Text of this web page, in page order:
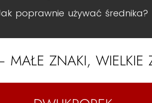
poprawnie używać średnika?
MAŁE ZNAKI, WIELKIE